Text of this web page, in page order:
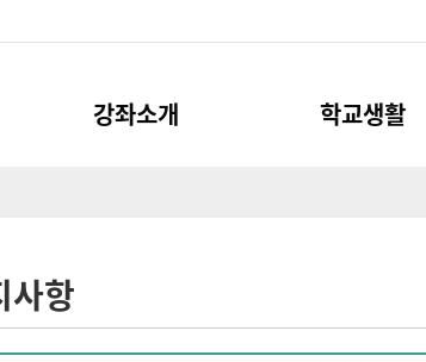
강좌소개 학교생활
사항